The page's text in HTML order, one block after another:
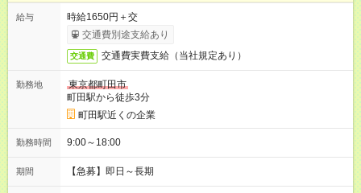
給与
時給1650円＋交
交通費別途支給あり
交通費 交通費実費支給（当社規定あり）
勤務地
東京都町田市
町田駅から徒歩3分
町田駅近くの企業
勤務時間 9:00～18:00
期間 【急募】即日～長期